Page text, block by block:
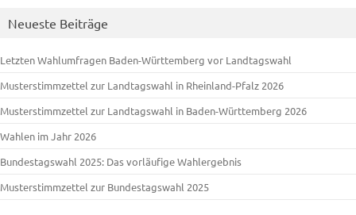
Neueste Beiträge
Letzten Wahlumfragen Baden-Württemberg vor Landtagswahl
Musterstimmzettel zur Landtagswahl in Rheinland-Pfalz 2026
Musterstimmzettel zur Landtagswahl in Baden-Württemberg 2026
Wahlen im Jahr 2026
Bundestagswahl 2025: Das vorläufige Wahlergebnis
Musterstimmzettel zur Bundestagswahl 2025